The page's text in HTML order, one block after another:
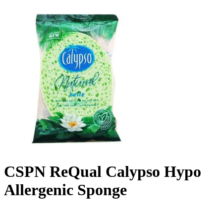
CSPN ReQual Calypso Hypo
Allergenic Sponge